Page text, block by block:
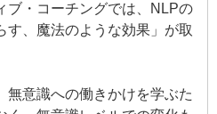
ブ・コーチングでは、NLPの
す、魔法のような効果」が取
無意識への働きかけを学ぶた